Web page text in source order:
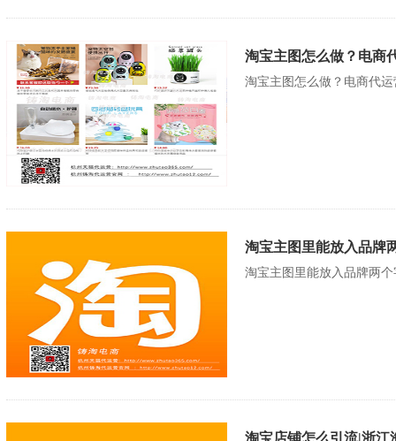
淘宝主图怎么做？电商
淘宝主图怎么做？电商代
淘宝主图里能放入品牌
淘宝主图里能放入品牌两
淘宝店铺怎么引流|浙江